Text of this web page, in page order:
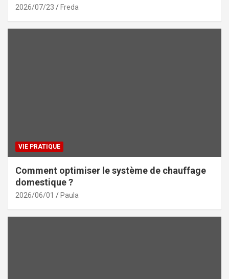
2026/07/23 Freda
VIE PRATIQUE
Comment optimiser le système de chauffage
domestique ?
2026/06/01 Paula